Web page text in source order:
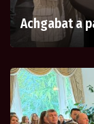
Achgabat a